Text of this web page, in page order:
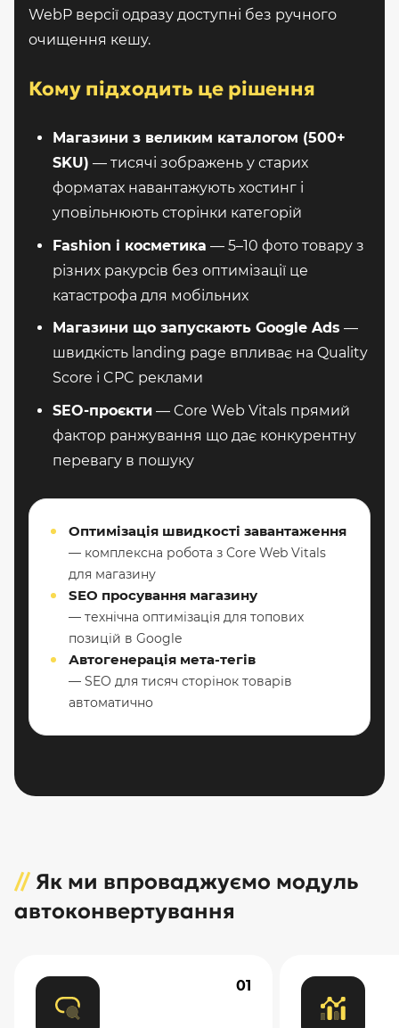
WebP версії одразу доступні без ручного
очищення кешу.
Кому підходить це рішення
Магазини з великим каталогом (500+
SKU) — тисячі зображень у старих
форматах навантажують хостинг і
уповільнюють сторінки категорій
Fashion і косметика — 5–10 фото товару з
різних ракурсів без оптимізації це
катастрофа для мобільних
Магазини що запускають Google Ads —
швидкість landing page впливає на Quality
Score і CPC реклами
SEO-проєкти— Core Web Vitals прямий
фактор ранжування що дає конкурентну
перевагу в пошуку
Оптимізація швидкості завантаження
— комплексна робота з Core Web Vitals
для магазину
SEO просування магазину
— технічна оптимізація для топових
позицій в Google
Автогенерація мета-тегів
— SEO для тисяч сторінок товарів
автоматично
// Як ми впроваджуємо модуль
автоконвертування
01